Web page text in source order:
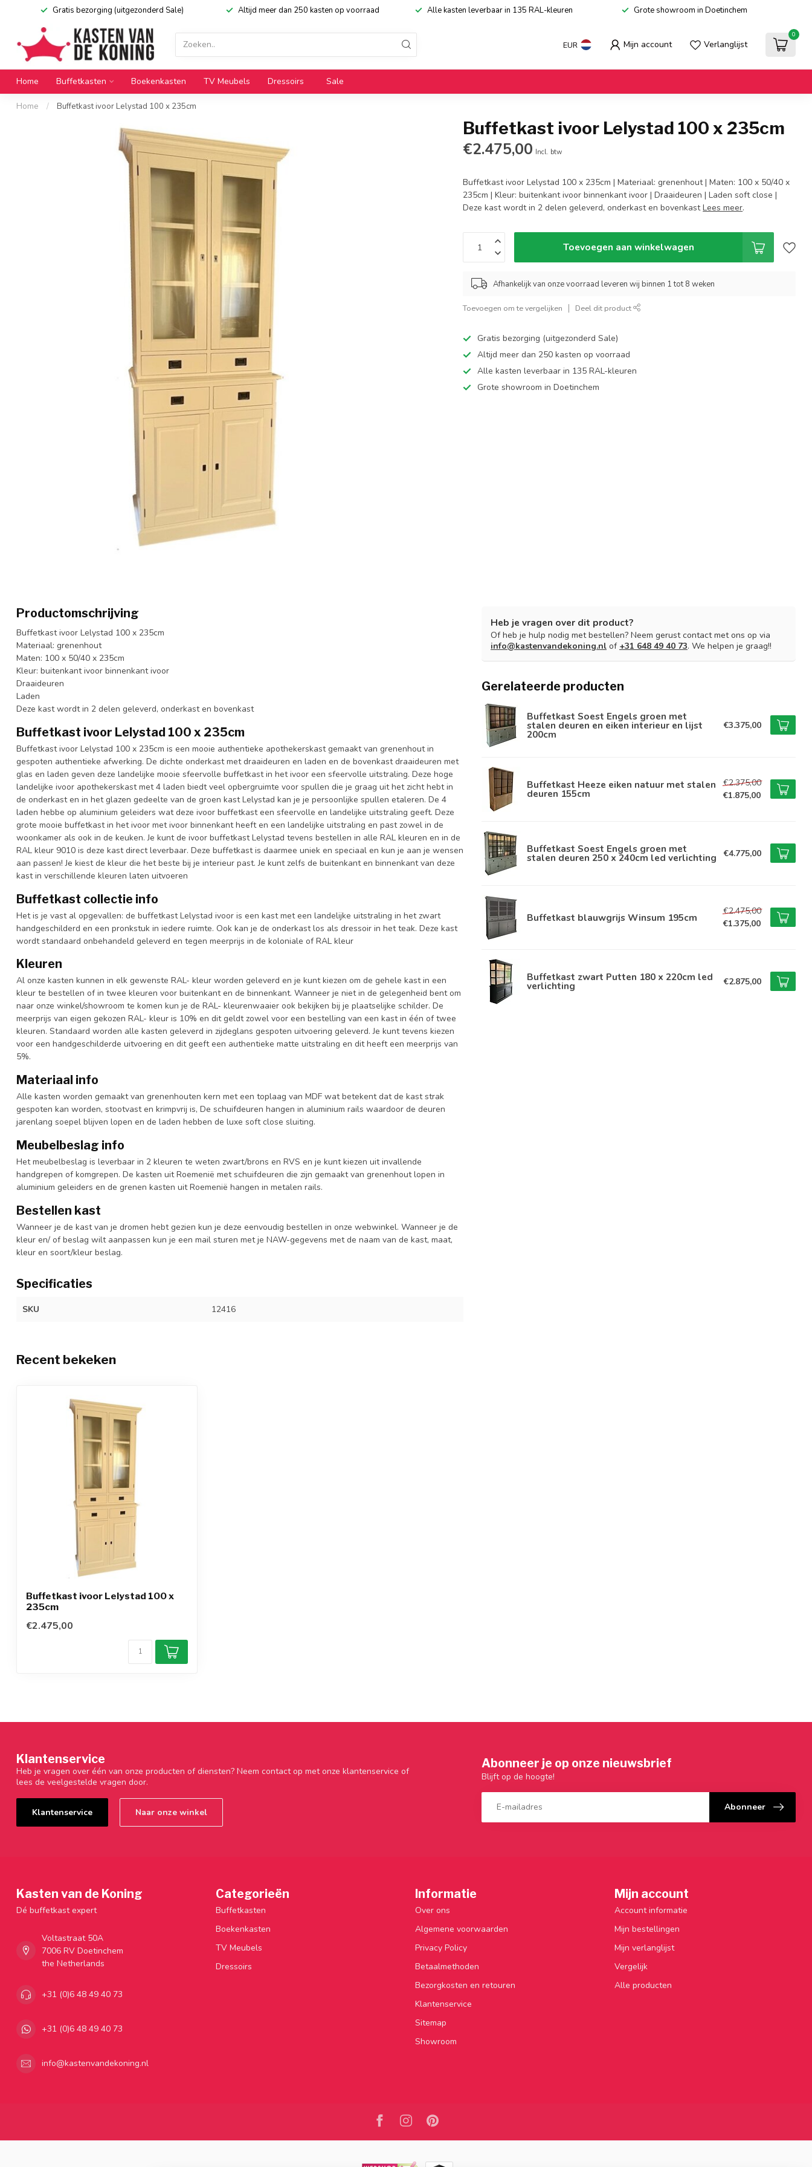
Gratis bezorging (uitgezonderd Sale) Altijd meer dan 250 kasten op voorraad Alle kasten leverbaar in 135 RAL-kleuren Grote showroom in Doetinchem
EUR Mijn account Verlanglijst
0
Home Buffetkasten Boekenkasten TV Meubels Dressoirs Sale
Home / Buffetkast ivoor Lelystad 100 x 235cm
Buffetkast ivoor Lelystad 100 x 235cm
€2.475,00 Incl. btw
Buffetkast ivoor Lelystad 100 x 235cm | Materiaal: grenenhout | Maten: 100 x 50/40 x
235cm | Kleur: buitenkant ivoor binnenkant ivoor | Draaideuren | Laden soft close |
Deze kast wordt in 2 delen geleverd, onderkast en bovenkastLees meer.
Toevoegen aan winkelwagen
Afhankelijk van onze voorraad leveren wij binnen 1 tot 8 weken
Toevoegen om te vergelijken Deel dit product
Gratis bezorging (uitgezonderd Sale)
Altijd meer dan 250 kasten op voorraad
Alle kasten leverbaar in 135 RAL-kleuren
Grote showroom in Doetinchem
Productomschrijving
Buffetkast ivoor Lelystad 100 x 235cm
Materiaal: grenenhout
Maten: 100 x 50/40 x 235cm
Kleur: buitenkant ivoor binnenkant ivoor
Draaideuren
Laden
Deze kast wordt in 2 delen geleverd, onderkast en bovenkast
Buffetkast ivoor Lelystad 100 x 235cm
Buffetkast ivoor Lelystad 100 x 235cm is een mooie authentieke apothekerskast gemaakt van grenenhout in
gespoten authentieke afwerking. De dichte onderkast met draaideuren en laden en de bovenkast draaideuren met
glas en laden geven deze landelijke mooie sfeervolle buffetkast in het ivoor een sfeervolle uitstraling. Deze hoge
landelijke ivoor apothekerskast met 4 laden biedt veel opbergruimte voor spullen die je graag uit het zicht hebt in
de onderkast en in het glazen gedeelte van de groen kast Lelystad kan je je persoonlijke spullen etaleren. De 4
laden hebbe op aluminium geleiders wat deze ivoor buffetkast een sfeervolle en landelijke uitstraling geeft. Deze
grote mooie buffetkast in het ivoor met ivoor binnenkant heeft en een landelijke uitstraling en past zowel in de
woonkamer als ook in de keuken. Je kunt de ivoor buffetkast Lelystad tevens bestellen in alle RAL kleuren en in de
RAL kleur 9010 is deze kast direct leverbaar. Deze buffetkast is daarmee uniek en speciaal en kun je aan je wensen
aan passen! Je kiest de kleur die het beste bij je interieur past. Je kunt zelfs de buitenkant en binnenkant van deze
kast in verschillende kleuren laten uitvoeren
Buffetkast collectie info
Het is je vast al opgevallen: de buffetkast Lelystad ivoor is een kast met een landelijke uitstraling in het zwart
handgeschilderd en een pronkstuk in iedere ruimte. Ook kan je de onderkast los als dressoir in het teak. Deze kast
wordt standaard onbehandeld geleverd en tegen meerprijs in de koloniale of RAL kleur
Kleuren
Al onze kasten kunnen in elk gewenste RAL- kleur worden geleverd en je kunt kiezen om de gehele kast in een
kleur te bestellen of in twee kleuren voor buitenkant en de binnenkant. Wanneer je niet in de gelegenheid bent om
naar onze winkel/showroom te komen kun je de RAL- kleurenwaaier ook bekijken bij je plaatselijke schilder. De
meerprijs van eigen gekozen RAL- kleur is 10% en dit geldt zowel voor een bestelling van een kast in één of twee
kleuren. Standaard worden alle kasten geleverd in zijdeglans gespoten uitvoering geleverd. Je kunt tevens kiezen
voor een handgeschilderde uitvoering en dit geeft een authentieke matte uitstraling en dit heeft een meerprijs van
5%.
Materiaal info
Alle kasten worden gemaakt van grenenhouten kern met een toplaag van MDF wat betekent dat de kast strak
gespoten kan worden, stootvast en krimpvrij is, De schuifdeuren hangen in aluminium rails waardoor de deuren
jarenlang soepel blijven lopen en de laden hebben de luxe soft close sluiting.
Meubelbeslag info
Het meubelbeslag is leverbaar in 2 kleuren te weten zwart/brons en RVS en je kunt kiezen uit invallende
handgrepen of komgrepen. De kasten uit Roemenië met schuifdeuren die zijn gemaakt van grenenhout lopen in
aluminium geleiders en de grenen kasten uit Roemenië hangen in metalen rails.
Bestellen kast
Wanneer je de kast van je dromen hebt gezien kun je deze eenvoudig bestellen in onze webwinkel. Wanneer je de
kleur en/ of beslag wilt aanpassen kun je een mail sturen met je NAW-gegevens met de naam van de kast, maat,
kleur en soort/kleur beslag.
Specificaties
SKU 12416
Heb je vragen over dit product?
Of heb je hulp nodig met bestellen? Neem gerust contact met ons op via
info@kastenvandekoning.nl of +31 648 49 40 73. We helpen je graag!!
Gerelateerde producten
Buffetkast Soest Engels groen met
stalen deuren en eiken interieur en lijst
200cm
€3.375,00
Buffetkast Heeze eiken natuur met stalen
deuren 155cm
€2.375,00
€1.875,00
Buffetkast Soest Engels groen met
stalen deuren 250 x 240cm led verlichting €4.775,00
Buffetkast blauwgrijs Winsum 195cm
€2.475,00
€1.375,00
Buffetkast zwart Putten 180 x 220cm led
verlichting €2.875,00
Recent bekeken
Buffetkast ivoor Lelystad 100 x
235cm
€2.475,00
Klantenservice
Heb je vragen over één van onze producten of diensten? Neem contact op met onze klantenservice of
lees de veelgestelde vragen door.
Klantenservice Naar onze winkel
Abonneer je op onze nieuwsbrief
Blijft op de hoogte!
Abonneer
Kasten van de Koning
Dé buffetkast expert
Voltastraat 50A
7006 RV Doetinchem
the Netherlands
+31 (0)6 48 49 40 73
+31 (0)6 48 49 40 73
info@kastenvandekoning.nl
Categorieën
Buffetkasten
Boekenkasten
TV Meubels
Dressoirs
Informatie
Over ons
Algemene voorwaarden
Privacy Policy
Betaalmethoden
Bezorgkosten en retouren
Klantenservice
Sitemap
Showroom
Mijn account
Account informatie
Mijn bestellingen
Mijn verlanglijst
Vergelijk
Alle producten